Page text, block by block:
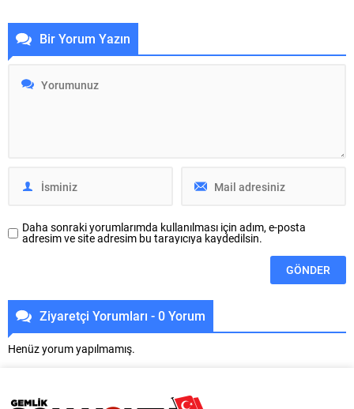
Mudanya Belediye Başkanı Deniz
Dalgıç, Mustafakemalpaşa
Belediye Başkanı Şükrü Erdem,
Haşim Ali Arıkan belediye meclis
Dalgıç, denizin ve kıyıların
denizle bağını...
Bir Yorum Yazın
Daha sonraki yorumlarımda kullanılması için adım, e-posta
adresim ve site adresim bu tarayıcıya kaydedilsin.
Ziyaretçi Yorumları - 0 Yorum
Henüz yorum yapılmamış.